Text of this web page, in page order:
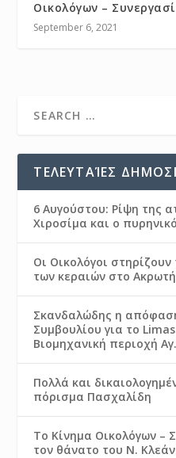
Οικολόγων –
September 6, 2021
ΤΕΛΕΥΤΑΊΕΣ
6 Αυγούστου: Ρίψη της
Χιροσίμα και ο
Οι Οικολόγοι
των κεραιών στο
Σκανδαλώδης η
Συμβουλίου για το
Βιομηχανική περιοχή
Πολλά και
πόρισμα Πασχαλίδη
Το Κίνημα Οικολόγων –
τον θάνατο του Ν.